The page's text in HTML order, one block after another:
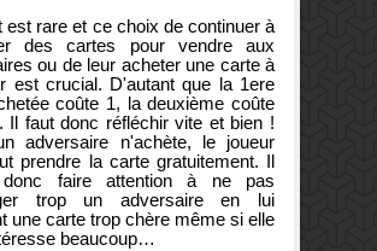
est rare et ce choix de continuer à
des cartes pour vendre aux
ou de leur acheter une carte à
est crucial. D'autant que la 1ere
coûte 1, la deuxième coûte
faut donc réfléchir vite et bien !
adversaire n'achète, le joueur
prendre la carte gratuitement. Il
donc faire attention à ne pas
trop un adversaire en lui
une carte trop chère même si elle
beaucoup…